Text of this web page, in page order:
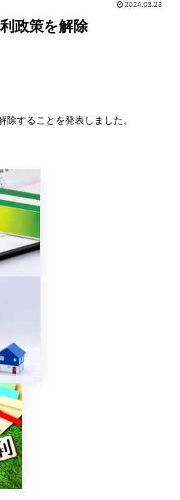
2024.03.23
政策を解除
除することを発表しました。